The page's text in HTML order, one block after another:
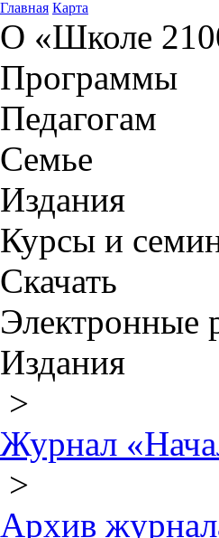
Главная Карта
О «Школе
Программы
Педагогам
Семье
Издания
Курсы и
Скачать
Электронные
Издания
>
Журнал
>
Архив